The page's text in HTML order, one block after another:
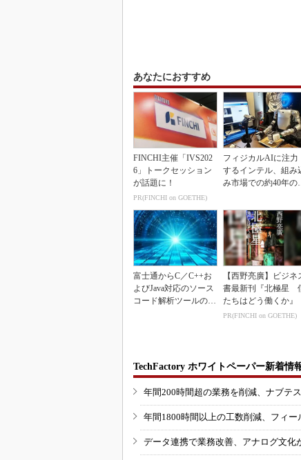
あなたにおすすめ
FINCHI主催「IVS202
6」トークセッション
が話題に！
PR(FINCHI on GOETHE)
フィジカルAIに注力
するインテル、組み
み市場での約40年の
富士通からC／C++お
よびJava対応のソース
コード解析ツールの資
【西野亮廣】ビジネ
書最新刊『北極星
たちはどう働くか』
PR(FINCHI on GOETHE)
TechFactory ホワイトペーパー新着情
年間200時間超の業務を削減、ナブテ
年間1800時間以上の工数削減、フィ
データ連携で業務改善、アナログ文